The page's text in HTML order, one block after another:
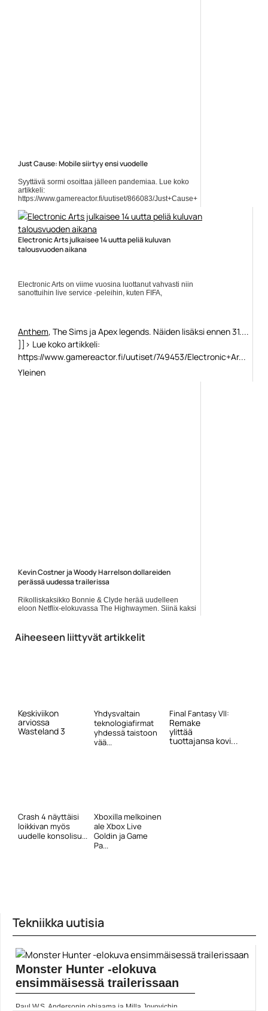
Just Cause: Mobile siirtyy ensi vuodelle
Syyttävä sormi osoittaa jälleen pandemiaa. Lue koko
artikkeli:
https://www.gamereactor.fi/uutiset/866083/
Yleinen
Electronic Arts julkaisee 14 uutta peliä kuluvan
talousvuoden aikana
Electronic Arts on viime vuosina luottanut vahvasti niin
sanottuihin live service -peleihin, kuten FIFA,
Anthem, The Sims ja Apex legends. Näiden lisäksi ennen 31....
]]> Lue koko artikkeli:
https://www.gamereactor.fi/uutiset/749453/Electronic+Ar...
Yleinen
Kevin Costner ja Woody Harrelson dollareiden
perässä uudessa trailerissa
Rikolliskaksikko Bonnie & Clyde herää uudelleen
eloon Netflix-elokuvassa The Highwaymen. Siinä kaksi
https://www.gamereactor.fi/uutiset/619313/Kevin+Cost...
Aiheeseen liittyvät artikkelit
Keskiviikon
arviossa
Wasteland 3
Yhdysvaltain
teknologiafirmat
yhdessä taistoon
vää...
Final Fantasy VII:
Remake
ylittää
tuottajansa kovi...
Crash 4 näyttäisi
loikkivan myös
uudelle konsolisu...
Xboxilla melkoinen
ale Xbox Live
Goldin ja Game
Pa...
Tekniikka uutisia
Monster Hunter -elokuva
ensimmäisessä trailerissaan
Paul W.S. Andersonin ohjaama ja Milla Jovovichin